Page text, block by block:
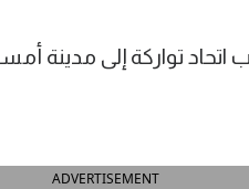
تواركة إلى مدينة
ADVERTISEMENT